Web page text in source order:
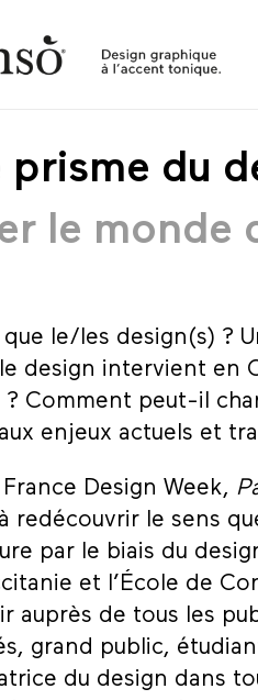
prisme du
le monde
que le/les design(s) ?
design intervient en
? Comment peut-il
enjeux actuels et
Design Week,
redécouvrir le sens
par le biais du
et l’École de
auprès de tous les
grand public,
du design dans